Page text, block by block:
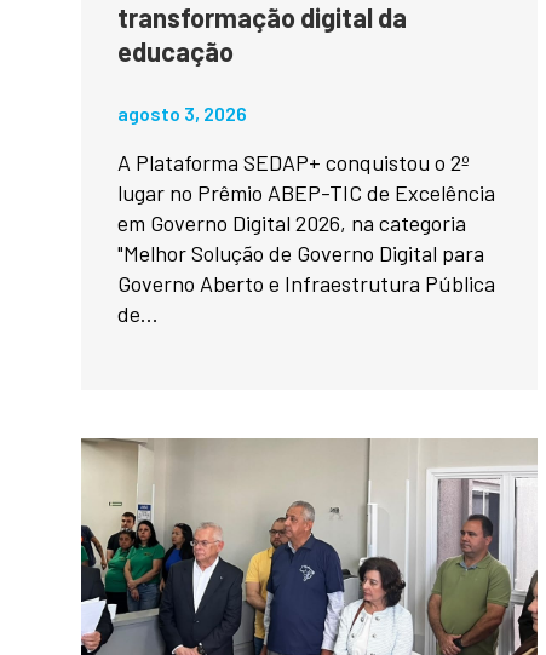
transformação digital da
educação
agosto 3, 2026
A Plataforma SEDAP+ conquistou o 2º
lugar no Prêmio ABEP-TIC de Excelência
em Governo Digital 2026, na categoria
"Melhor Solução de Governo Digital para
Governo Aberto e Infraestrutura Pública
de...